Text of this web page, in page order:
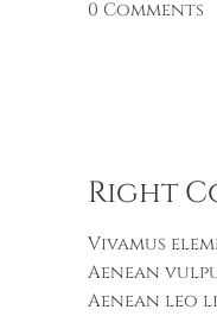
0 Comments
Right
Vivamus
Aenean
Aenean leo